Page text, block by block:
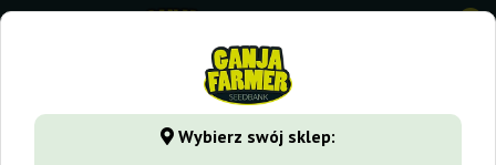
Wybierz swój sklep:
0
GanjaFarmer.com.pl Rodzaje Nasion Marihuany Nasiona